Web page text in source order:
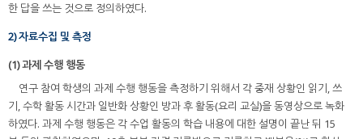
한 답을 쓰는 것으로 정의하였다.
2) 자료수집 및 측정
(1) 과제 수행 행동
연구 참여 학생의 과제 수행 행동을 측정하기 위해서 각 중재 상황인 읽기, 쓰
기, 수학 활동 시간과 일반화 상황인 방과 후 활동(요리 교실)을 동영상으로 녹화
하였다. 과제 수행 행동은 각 수업 활동의 학습 내용에 대한 설명이 끝난 뒤 15